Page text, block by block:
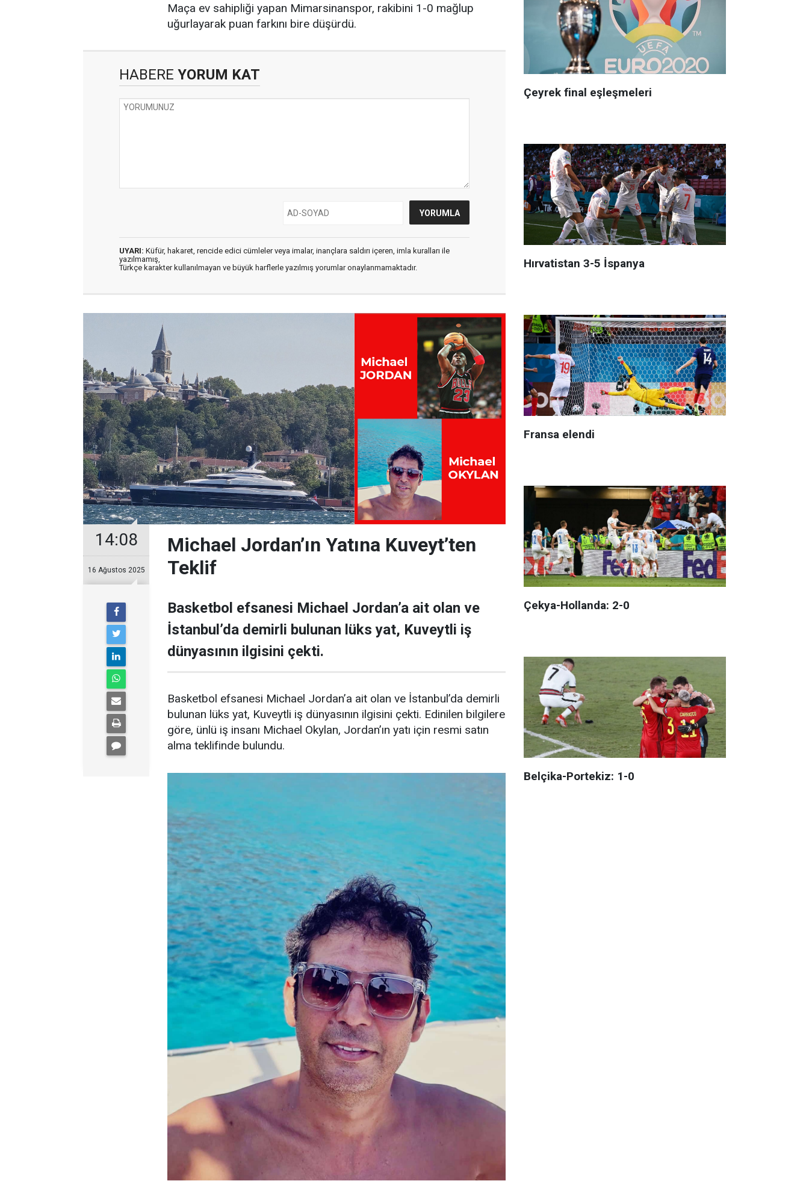
Maça ev sahipliği yapan Mimarsinanspor, rakibini 1-0 mağlup
uğurlayarak puan farkını bire düşürdü.
HABERE YORUM KAT
UYARI: Küfür, hakaret, rencide edici cümleler veya imalar, inançlara saldırı içeren, imla kuralları ile
yazılmamış,
Türkçe karakter kullanılmayan ve büyük harflerle yazılmış yorumlar onaylanmamaktadır.
14:08
16 Ağustos 2025
Michael Jordan’ın Yatına Kuveyt’ten
Teklif
Basketbol efsanesi Michael Jordan’a ait olan ve
İstanbul’da demirli bulunan lüks yat, Kuveytli iş
dünyasının ilgisini çekti.
Basketbol efsanesi Michael Jordan’a ait olan ve İstanbul’da demirli
bulunan lüks yat, Kuveytli iş dünyasının ilgisini çekti. Edinilen bilgilere
göre, ünlü iş insanı Michael Okylan, Jordan’ın yatı için resmi satın
alma teklifinde bulundu.
Çeyrek final eşleşmeleri
Hırvatistan 3-5 İspanya
Fransa elendi
Çekya-Hollanda: 2-0
Belçika-Portekiz: 1-0